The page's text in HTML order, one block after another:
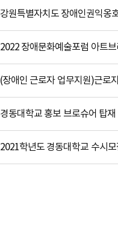
강원특별자치도 장애인권익옹
2022 장애문화예술포럼 아트브
(장애인 근로자 업무지원)근로
경동대학교 홍보 브로슈어 탑재
2021학년도 경동대학교 수시